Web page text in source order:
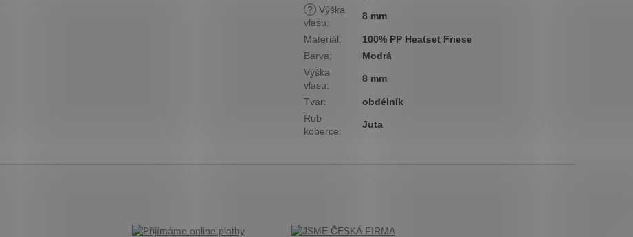
?
Výška
vlasu:
8 mm
Materiál:
100% PP Heatset Friese
Barva:
Modrá
Výška
vlasu:
8 mm
Tvar:
obdélník
Rub
koberce:
Juta